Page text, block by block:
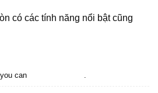
có các tính năng nổi bật cũng
can .